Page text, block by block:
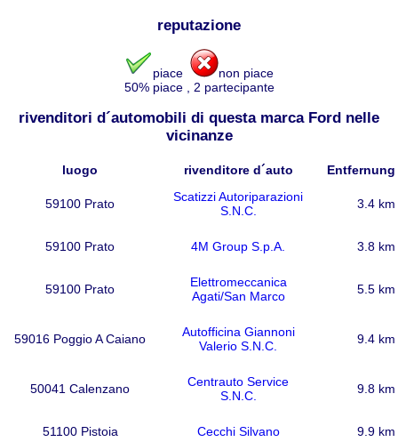
reputazione
piace
non piace
50% piace , 2 partecipante
rivenditori d´automobili di questa marca Ford nelle
vicinanze
luogo rivenditore d´auto Entfernung
59100 Prato
Scatizzi Autoriparazioni
S.N.C.
3.4 km
59100 Prato 4M Group S.p.A. 3.8 km
59100 Prato
Elettromeccanica
Agati/San Marco
5.5 km
59016 Poggio A Caiano
Autofficina Giannoni
Valerio S.N.C.
9.4 km
50041 Calenzano
Centrauto Service
S.N.C.
9.8 km
51100 Pistoia Cecchi Silvano 9.9 km